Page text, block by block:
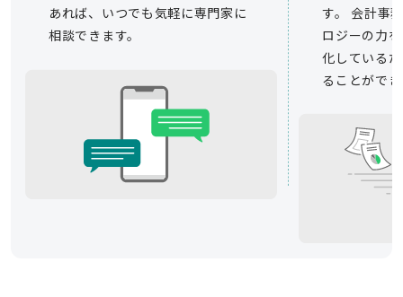
あれば、いつでも気軽に専門家に
相談できます。
す。 会計事
ロジーの力
化している
ることがで